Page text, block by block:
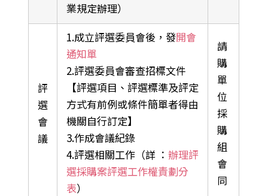
業規定辦理）
評
選
會
議
1.成立評選委員會後，發開會
通知單
2.評選委員會審查招標文件
【評選項目、評選標準及評定
方式有前例或條件簡單者得由
機關自行訂定】
3.作成會議紀錄
4.評選相關工作（詳 ：辦理評
選採購案評選工作權責劃分
表）
請
購
單
位
採
購
組
會
同